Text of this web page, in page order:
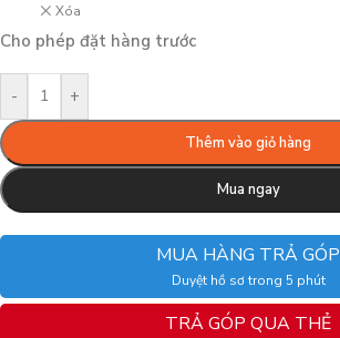
Xóa
Cho phép đặt hàng trước
- +
Thêm vào giỏ hàng
Mua ngay
MUA HÀNG TRẢ GÓP
Duyệt hồ sơ trong 5 phút
TRẢ GÓP QUA THẺ